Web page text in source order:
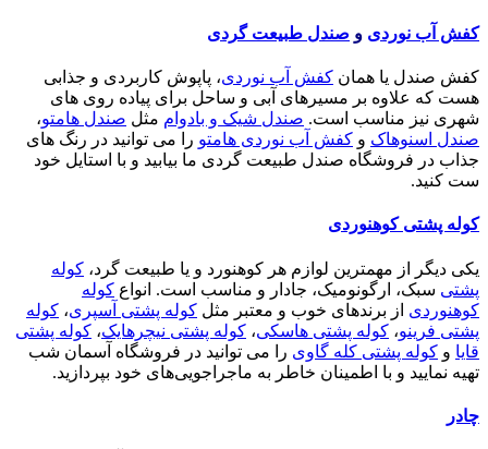
کفش آب نوردی و صندل طبیعت گردی
کفش صندل یا همان کفش آب نوردی، پاپوش کاربردی و جذابی
هست که علاوه بر مسیرهای آبی و ساحل برای پیاده روی های
شهری نیز مناسب است. صندل شیک و بادوام مثل صندل هامتو،
صندل اسنوهاک و کفش آب نوردی هامتو را می توانید در رنگ های
جذاب در فروشگاه صندل طبیعت گردی ما بیابید و با استایل خود
ست کنید.
کوله پشتی کوهنوردی
یکی دیگر از مهمترین لوازم هر کوهنورد و یا طبیعت گرد، کوله
پشتی سبک، ارگونومیک، جادار و مناسب است. انواع کوله
کوهنوردی از برندهای خوب و معتبر مثل کوله پشتی آسپری، کوله
پشتی فرینو، کوله پشتی هاسکی، کوله پشتی نیچرهایک، کوله پشتی
قایا و کوله پشتی کله گاوی را می توانید در فروشگاه آسمان شب
تهیه نمایید و با اطمینان خاطر به ماجراجویی‌های خود بپردازید.
چادر